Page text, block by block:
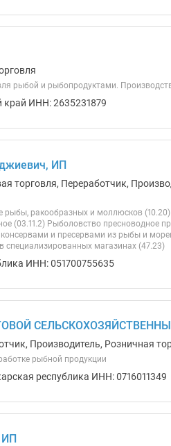
рыбой и рыбопродуктами.
край ИНН: 2635231879
ИП
торговля, Переработчик,
рыбы, ракообразных и моллюсков
(03.11.2) Рыболовство пресноводное
и пресервами из рыбы и
магазинах (47.23)
ИНН: 051700755635
Производитель, Розничная
рыбной продукции
республика ИНН: 0716011349
ИП